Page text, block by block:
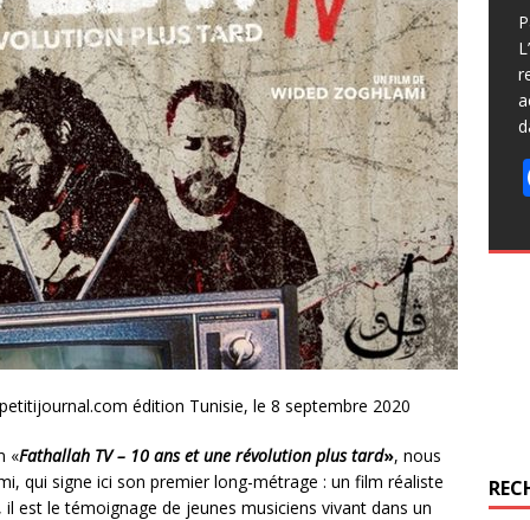
édition Tunisie, le 8 septembre 2020
«Fathallah TV – 10 ans et une révolution plus tard», nous
qui signe ici son premier long-métrage : un film réaliste
est le témoignage de jeunes musiciens vivant dans un